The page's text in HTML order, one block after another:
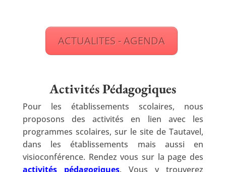
ACTUALITES - AGENDA
Activités Pédagogiques
Pour les établissements scolaires, nous
proposons des activités en lien avec les
programmes scolaires, sur le site de Tautavel,
dans les établissements mais aussi en
visioconférence. Rendez vous sur la page des
activités pédagogiques. Vous y trouverez